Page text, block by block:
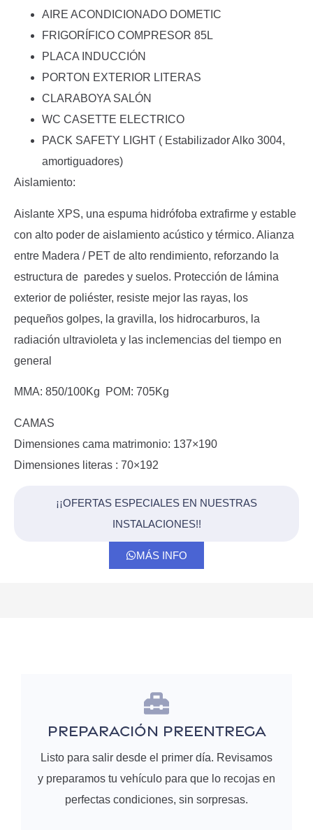
AIRE ACONDICIONADO DOMETIC
FRIGORÍFICO COMPRESOR 85L
PLACA INDUCCIÓN
PORTON EXTERIOR LITERAS
CLARABOYA SALÓN
WC CASETTE ELECTRICO
PACK SAFETY LIGHT ( Estabilizador Alko 3004,
amortiguadores)
Aislamiento:
Aislante XPS, una espuma hidrófoba extrafirme y estable
con alto poder de aislamiento acústico y térmico. Alianza
entre Madera / PET de alto rendimiento, reforzando la
estructura de paredes y suelos. Protección de lámina
exterior de poliéster, resiste mejor las rayas, los
pequeños golpes, la gravilla, los hidrocarburos, la
radiación ultravioleta y las inclemencias del tiempo en
general
MMA: 850/100Kg POM: 705Kg
CAMAS
Dimensiones cama matrimonio: 137×190
Dimensiones literas : 70×192
¡¡OFERTAS ESPECIALES EN NUESTRAS
INSTALACIONES!!
MÁS INFO
Preparación Preentrega
Listo para salir desde el primer día. Revisamos
y preparamos tu vehículo para que lo recojas en
perfectas condiciones, sin sorpresas.